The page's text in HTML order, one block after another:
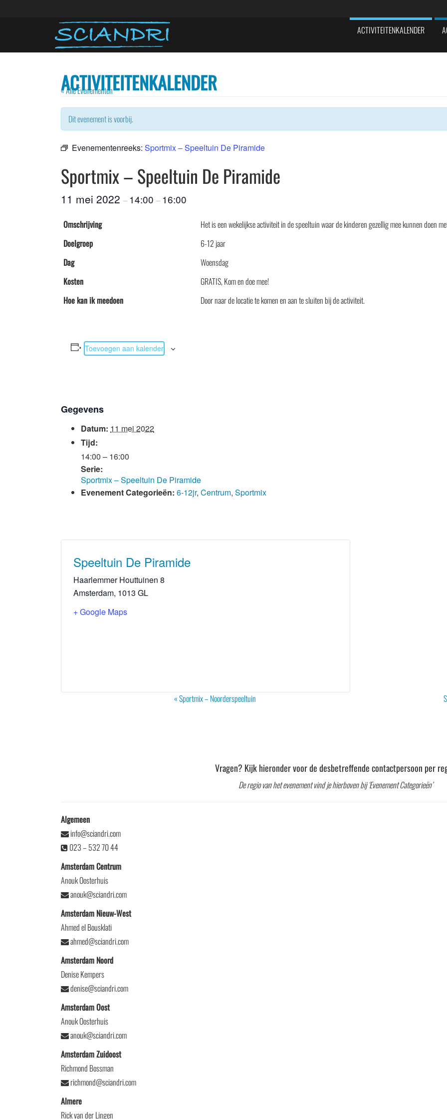
ACTIVITEITENKALENDER
ACTIVITEITENKALENDER
« Alle Evenementen
Dit evenement is voorbij.
Evenementenreeks: Sportmix – Speeltuin De Piramide
Sportmix – Speeltuin De Piramide
11 mei 2022 – 14:00 – 16:00
Omschrijving
Het is een wekelijkse activiteit in de speeltuin waar de kinderen gezellig mee kunnen doen
Doelgroep
6-12 jaar
Dag
Woensdag
Kosten
GRATIS, Kom en doe mee!
Hoe kan ik meedoen
Door naar de locatie te komen en aan te sluiten bij de activiteit.
Toevoegen aan kalender
Gegevens
Datum: 11 mei 2022
Tijd:
14:00 – 16:00
Serie:
Sportmix – Speeltuin De Piramide
Evenement Categorieën: 6-12jr, Centrum, Sportmix
Speeltuin De Piramide
Haarlemmer Houttuinen 8
Amsterdam, 1013 GL
+ Google Maps
Evenement «Sportmix – Noorderspeeltuin
Vragen? Kijk hieronder voor de desbetreffende contactpersoon per
De regio van het evenement vind je hierboven bij ‘Evenement Categorieën’
Algemeen
info@sciandri.com
023 – 532 70 44
Amsterdam Centrum
Anouk Oosterhuis
anouk@sciandri.com
Amsterdam Nieuw-West
Ahmed el Bousklati
ahmed@sciandri.com
Amsterdam Noord
Denise Kempers
denise@sciandri.com
Amsterdam Oost
Anouk Oosterhuis
anouk@sciandri.com
Amsterdam Zuidoost
Richmond Bossman
richmond@sciandri.com
Almere
Rick van der Lingen